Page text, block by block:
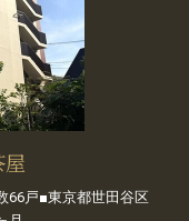
66戸■東京都世田谷区